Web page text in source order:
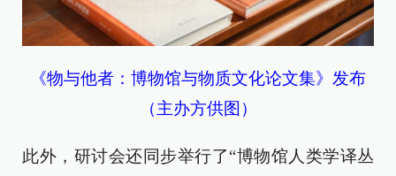
《物与他者：博物馆与物质文化论文集》发布
（主办方供图）
此外，研讨会还同步举行了“博物馆人类学译丛